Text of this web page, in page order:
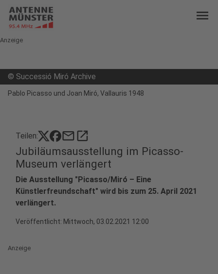
menu
Anzeige
© Successió Miró Archive
Pablo Picasso und Joan Miró, Vallauris 1948
Teilen: mailopen_in_new
Jubiläumsausstellung im Picasso-
Museum verlängert
Die Ausstellung "Picasso/Miró – Eine
Künstlerfreundschaft" wird bis zum 25. April 2021
verlängert.
Veröffentlicht: Mittwoch, 03.02.2021 12:00
Anzeige